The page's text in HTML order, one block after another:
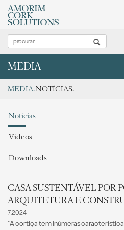
MEDIA
MEDIA.NOTÍCIAS.
Notícias
Vídeos
Downloads
CASA SUSTENTÁVEL POR
ARQUITETURA E
7.2024
''A cortiça tem inúmeras